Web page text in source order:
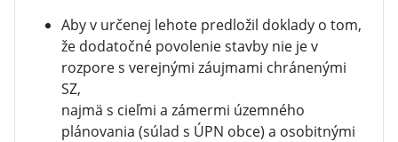
Aby v určenej lehote predložil doklady o tom,
že dodatočné povolenie stavby nie je v
rozpore s verejnými záujmami chránenými
SZ,
najmä s cieľmi a zámermi územného
plánovania (súlad s ÚPN obce) a osobitnými